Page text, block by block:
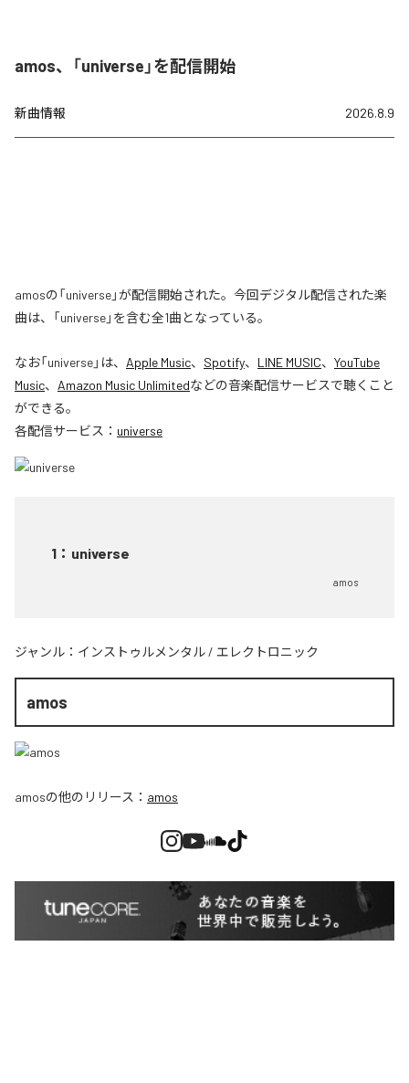
amos、「universe」を配信開始
新曲情報 2026.8.9
amosの「universe」が配信開始された。今回デジタル配信された楽
曲は、「universe」を含む全1曲となっている。
なお「universe」は、 Apple Music、 Spotify、 LINE MUSIC、 YouTube
Music、 Amazon Music Unlimitedなどの音楽配信サービスで聴くこと
ができる。
各配信サービス： universe
1 ： universe
amos
ジャンル： インストゥルメンタル / エレクトロニック
amos
amosの他のリリース： amos